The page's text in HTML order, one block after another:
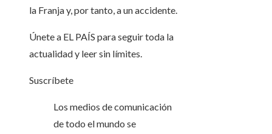
la Franja y, por tanto, a un accidente.
Únete a EL PAÍS para seguir toda la
actualidad y leer sin límites.
Suscríbete
Los medios de comunicación
de todo el mundo se